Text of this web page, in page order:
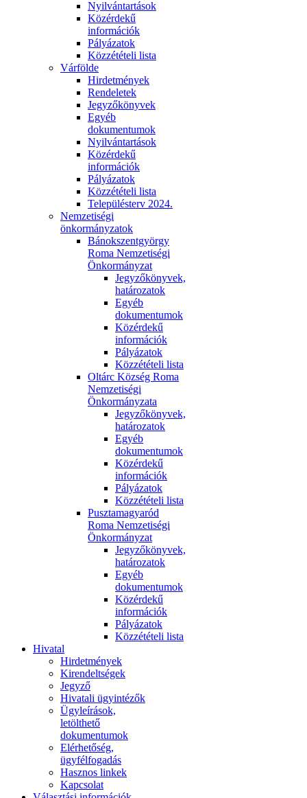
Nyilvántartások
Közérdekű
információk
Pályázatok
Közzétételi lista
Várfölde
Hirdetmények
Rendeletek
Jegyzőkönyvek
Egyéb
dokumentumok
Nyilvántartások
Közérdekű
információk
Pályázatok
Közzétételi lista
Településterv 2024.
Nemzetiségi
önkormányzatok
Bánokszentgyörgy
Roma Nemzetiségi
Önkormányzat
Jegyzőkönyvek,
határozatok
Egyéb
dokumentumok
Közérdekű
információk
Pályázatok
Közzétételi lista
Oltárc Község Roma
Nemzetiségi
Önkormányzata
Jegyzőkönyvek,
határozatok
Egyéb
dokumentumok
Közérdekű
információk
Pályázatok
Közzétételi lista
Pusztamagyaród
Roma Nemzetiségi
Önkormányzat
Jegyzőkönyvek,
határozatok
Egyéb
dokumentumok
Közérdekű
információk
Pályázatok
Közzétételi lista
Hivatal
Hirdetmények
Kirendeltségek
Jegyző
Hivatali ügyintézők
Ügyleírások,
letölthető
dokumentumok
Elérhetőség,
ügyfélfogadás
Hasznos linkek
Kapcsolat